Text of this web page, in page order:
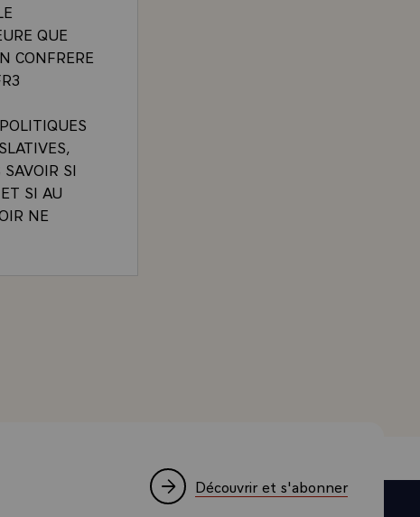
QUE
CONFRERE
SI
SI AU
NE
CETTE
OR,
DE L'ELYSEE, "UNE HEURE AVEC LE
Découvrir et s'abonner